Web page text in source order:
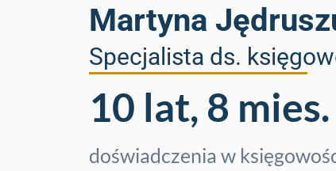
Martyna
Specjalista ds.
10 lat, 8 mies.
doświadczenia w